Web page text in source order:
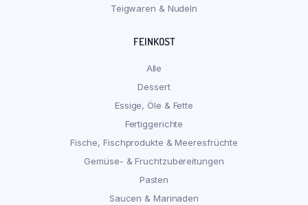
Teigwaren & Nudeln
FEINKOST
Alle
Dessert
Essige, Öle & Fette
Fertiggerichte
Fische, Fischprodukte & Meeresfrüchte
Gemüse- & Fruchtzubereitungen
Pasten
Saucen & Marinaden